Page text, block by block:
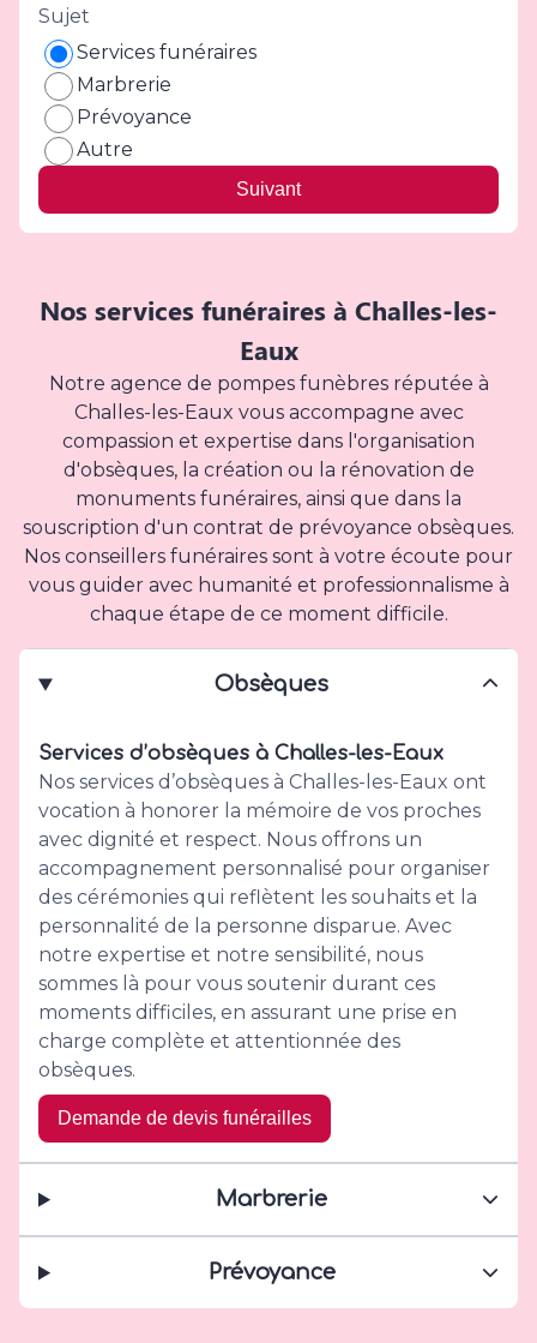
Sujet
Services funéraires
Marbrerie
Prévoyance
Autre
Suivant
Nos services funéraires à Challes-les-
Eaux
Notre agence de pompes funèbres réputée à
Challes-les-Eaux vous accompagne avec
compassion et expertise dans l'organisation
d'obsèques, la création ou la rénovation de
monuments funéraires, ainsi que dans la
souscription d'un contrat de prévoyance obsèques.
Nos conseillers funéraires sont à votre écoute pour
vous guider avec humanité et professionnalisme à
chaque étape de ce moment difficile.
Obsèques
Services d’obsèques à Challes-les-Eaux
Nos services d’obsèques à Challes-les-Eaux ont
vocation à honorer la mémoire de vos proches
avec dignité et respect. Nous offrons un
accompagnement personnalisé pour organiser
des cérémonies qui reflètent les souhaits et la
personnalité de la personne disparue. Avec
notre expertise et notre sensibilité, nous
sommes là pour vous soutenir durant ces
moments difficiles, en assurant une prise en
charge complète et attentionnée des
obsèques.
Demande de devis funérailles
Marbrerie
Prévoyance